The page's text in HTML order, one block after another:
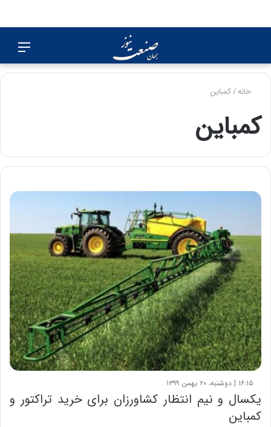
برای
خانه/کمباین
کمباین
۱۶:۱۵ | دوشنبه، ۲۰ بهمن ۱۳۹۹
یکسال و نیم انتظار کشاورزان برای خرید تراکتور و
کمباین